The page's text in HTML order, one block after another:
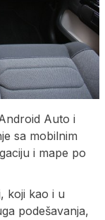
Auto i
sa mobilnim
i mape po
koji kao i u
podešavanja,